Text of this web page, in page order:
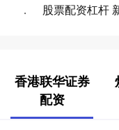
·
香港联华证券
配资